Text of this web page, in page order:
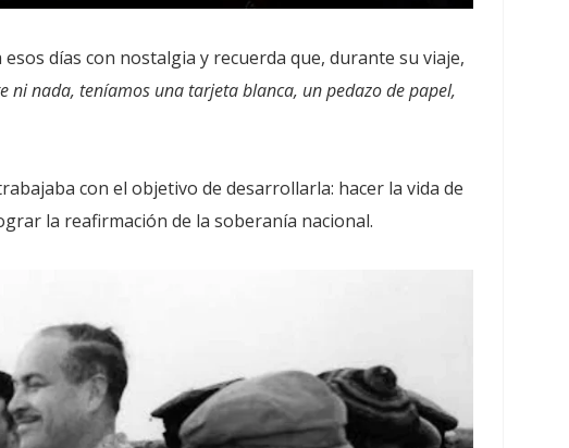
días con nostalgia y recuerda que, durante su viaje,
ni nada, teníamos una tarjeta blanca, un pedazo de papel,
con el objetivo de desarrollarla: hacer la vida de
la reafirmación de la soberanía nacional.